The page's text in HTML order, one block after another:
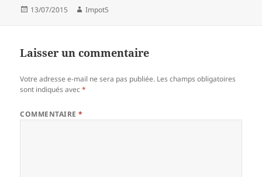
Publié
13/07/2015 Auteur
Impot5
Laisser un commentaire
Votre adresse e-mail ne sera pas publiée. Les champs obligatoires
sont indiqués avec*
COMMENTAIRE*